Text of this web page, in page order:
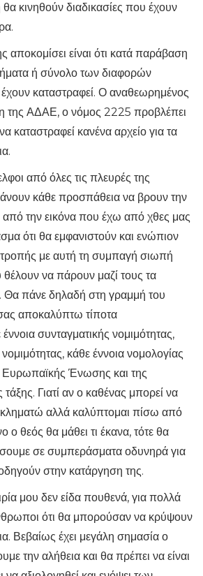
κινηθούν διαδικασίες που έχουν
είναι ότι κατά παράβαση
ή σύνολο των διαφορών
καταστραφεί. Ο αναθεωρημένος
της ΑΔΑΕ, ο νόμος 2225 προβλέπει
καταστραφεί κανένα αρχείο για τα
από όλες τις πλευρές της
κάθε προσπάθεια να βρουν την
από την εικόνα που έχω από χθες μας
ότι θα εμφανιστούν και ενώπιον
με αυτή τη συμπαγή σιωπή
να πάρουν μαζί τους τα
Θα πάνε δηλαδή στη γραμμή του
αποκαλύπτω τίποτα
συνταγματικής νομιμότητας,
κάθε έννοια νομολογίας
Ευρωπαϊκής Ένωσης και της
Γιατί αν ο καθένας μπορεί να
αλλά καλύπτομαι πίσω από
ο θεός θα μάθει τι έκανα, τότε θα
σε συμπεράσματα οδυνηρά για
στην κατάργηση της.
μου δεν είδα πουθενά, για πολλά
ότι θα μπορούσαν να κρύψουν
Βεβαίως έχει μεγάλη σημασία ο
την αλήθεια και θα πρέπει να είναι